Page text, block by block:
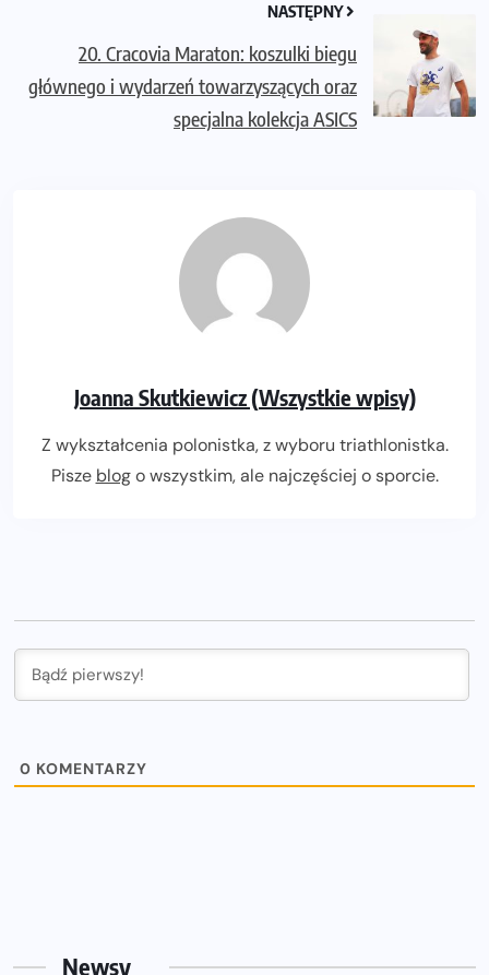
NASTĘPNY
20. Cracovia Maraton: koszulki biegu
głównego i wydarzeń towarzyszących oraz
specjalna kolekcja ASICS
Joanna Skutkiewicz (Wszystkie wpisy)
Z wykształcenia polonistka, z wyboru triathlonistka.
Pisze blogo wszystkim, ale najczęściej o sporcie.
0 KOMENTARZY
Newsy